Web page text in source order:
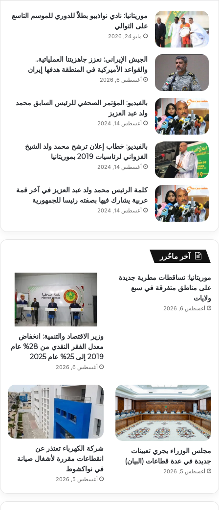
موريتانيا: نادي نواذيبو بطلاً للدوري للموسم التاسع
على التوالي
مايو 24, 2026
الجيش الإيراني: نعزز جاهزيتنا العملياتية..
والقواعد الأميركية في المنطقة هدفها إيران
أغسطس 6, 2026
بالفيديو: المؤتمر الصحفي للرئيس السابق محمد
ولد عبد العزيز
أغسطس 14, 2024
بالفيديو: خطاب إعلان ترشح محمد ولد الشيخ
الغزواني لرئاسيات 2019 بموريتانيا
أغسطس 14, 2024
كلمة الرئيس محمد ولد عبد العزيز في آخر قمة
عربية يشارك فيها بصفته رئيسا للجمهورية
أغسطس 14, 2024
آخر ماحُرر
موريتانيا: تساقطات مطرية جديدة
على مناطق متفرقة في سبع
ولايات
أغسطس 6, 2026
وزير الاقتصاد والتنمية: انخفاض
معدل الفقر النقدي من 28% عام
2019 إلى 25% عام 2025
أغسطس 6, 2026
مجلس الوزراء يجري تعيينات
جديدة في عدة قطاعات (البيان)
أغسطس 5, 2026
شركة الكهرباء تعتذر عن
انقطاعات مقررة لأشغال صيانة
في نواكشوط
أغسطس 5, 2026